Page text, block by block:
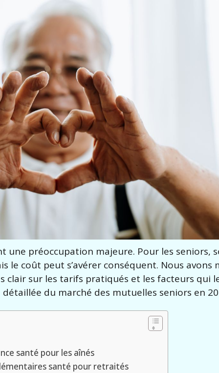
une préoccupation majeure. Pour les seniors,
le coût peut s’avérer conséquent. Nous avons
clair sur les tarifs pratiqués et les facteurs qui
du marché des mutuelles seniors en
santé pour les aînés
santé pour retraités